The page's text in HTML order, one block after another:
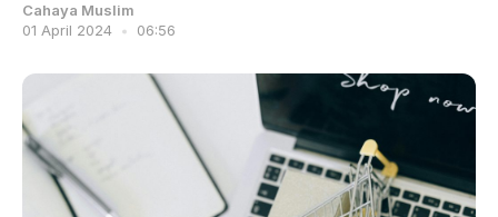
Cahaya Muslim
01 April 2024
06:56